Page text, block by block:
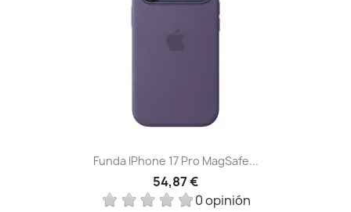
Funda IPhone 17 Pro MagSafe...
54,87 €
0 opinión